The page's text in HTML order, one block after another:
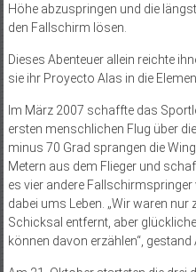
Höhe abzuspringen und die
den Fallschirm lösen.
Dieses Abenteuer allein reichte
sie ihr Proyecto Alas in die
Im März 2007 schaffte das
ers­ten menschlichen Flug über
minus 70 Grad sprangen die
Metern aus dem Flieger und
es vier andere
dabei ums Leben. „Wir waren
Schicksal entfernt, aber
können davon erzählen“,